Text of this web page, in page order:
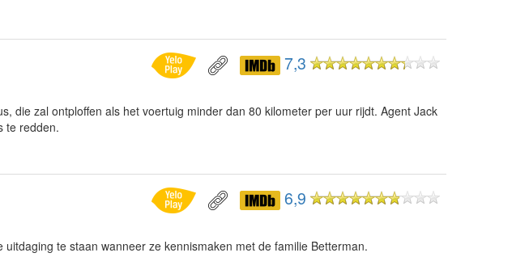
7,3
die zal ontploffen als het voertuig minder dan 80 kilometer per uur rijdt. Agent Jack
te redden.
6,9
te staan wanneer ze kennismaken met de familie Betterman.